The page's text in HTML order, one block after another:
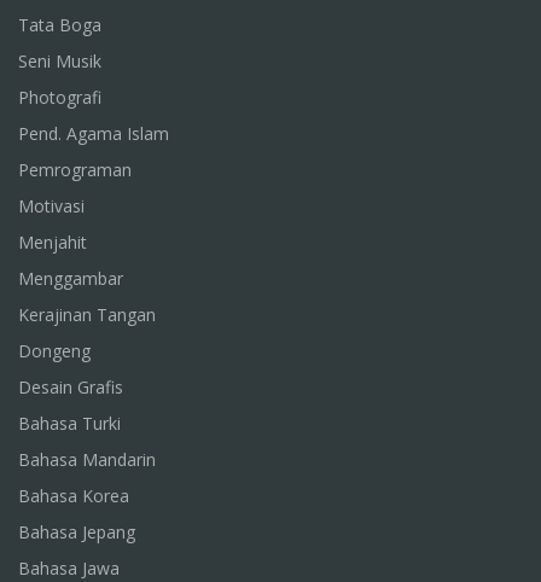
Tata Boga
Seni Musik
Photografi
Pend. Agama Islam
Pemrograman
Motivasi
Menjahit
Menggambar
Kerajinan Tangan
Dongeng
Desain Grafis
Bahasa Turki
Bahasa Mandarin
Bahasa Korea
Bahasa Jepang
Bahasa Jawa